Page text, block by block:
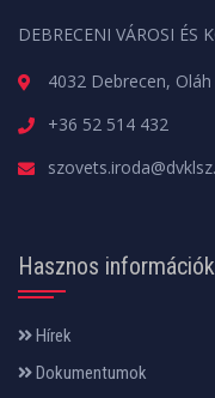
DEBRECENI VÁROSI ÉS
4032 Debrecen,
+36 52 514 432
Hasznos információk
Hírek
Dokumentumok